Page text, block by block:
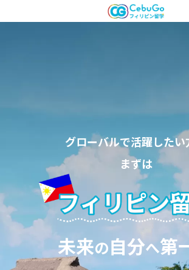
グローバルで活躍したい
まずは
未来の自分へ第